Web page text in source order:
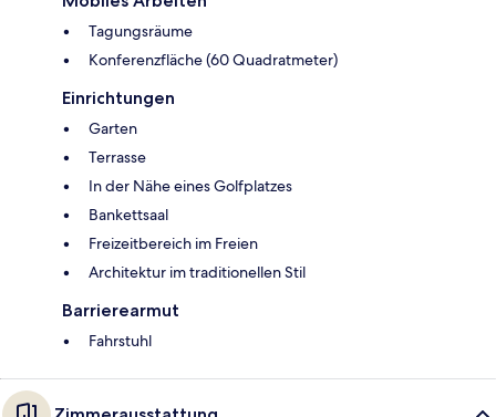
Tagungsräume
Konferenzfläche (60 Quadratmeter)
Einrichtungen
Garten
Terrasse
In der Nähe eines Golfplatzes
Bankettsaal
Freizeitbereich im Freien
Architektur im traditionellen Stil
Barrierearmut
Fahrstuhl